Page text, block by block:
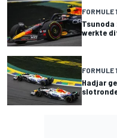
FORMULE 1
werkte
FORMULE 1
Hadjar